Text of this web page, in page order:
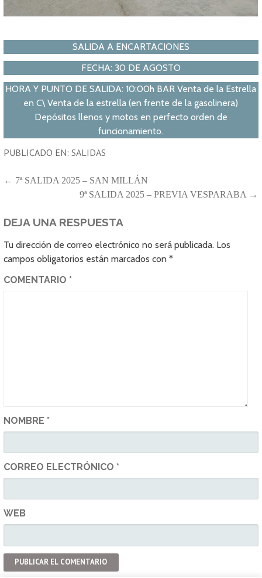
SALIDA A ENCARTACIONES
FECHA: 30 DE AGOSTO
HORA Y PUNTO DE SALIDA: 10:00h BAR Venta de la Estrella
en C\ Venta de la estrella (en frente de la gasolinera)
Depósitos llenos y motos en perfecto orden de
funcionamiento.
PUBLICADO EN:SALIDAS
NAVEGACIÓN
ENTRADAS
← 7ª SALIDA 2025 – SAN MILLÁN
9ª SALIDA 2025 – PREVIA VESPARABA →
DEJA UNA RESPUESTA
Tu dirección de correo electrónico no será publicada. Los
campos obligatorios están marcados con*
COMENTARIO*
NOMBRE*
CORREO ELECTRÓNICO*
WEB